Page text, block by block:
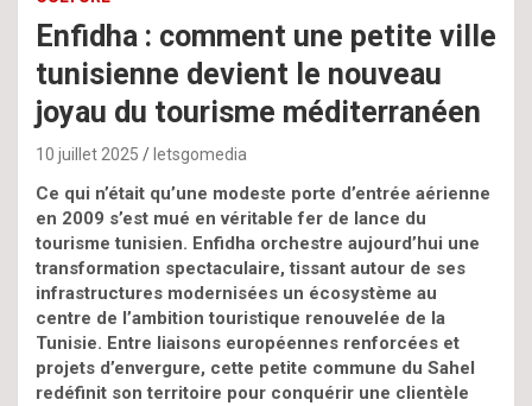
Enfidha : comment une petite ville
tunisienne devient le nouveau
joyau du tourisme méditerranéen
10 juillet 2025 letsgomedia
Ce qui n’était qu’une modeste porte d’entrée aérienne
en 2009 s’est mué en véritable fer de lance du
tourisme tunisien. Enfidha orchestre aujourd’hui une
transformation spectaculaire, tissant autour de ses
infrastructures modernisées un écosystème au
centre de l’ambition touristique renouvelée de la
Tunisie. Entre liaisons européennes renforcées et
projets d’envergure, cette petite commune du Sahel
redéfinit son territoire pour conquérir une clientèle